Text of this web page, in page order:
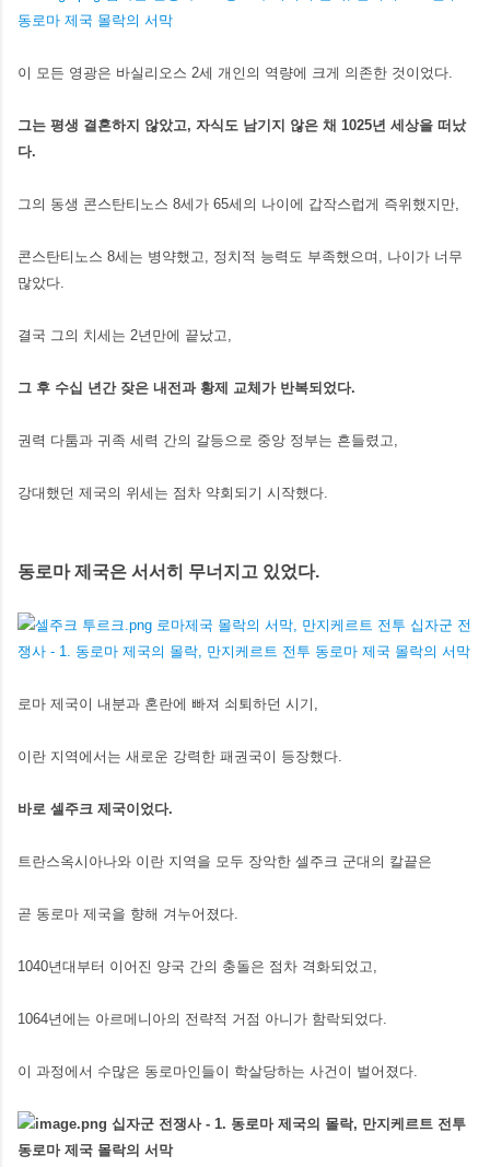
이 모든 영광은 바실리오스 2세 개인의 역량에 크게 의존한 것이었다.
그는 평생 결혼하지 않았고, 자식도 남기지 않은 채 1025년 세상을 떠났
다.
그의 동생 콘스탄티노스 8세가 65세의 나이에 갑작스럽게 즉위했지만,
콘스탄티노스 8세는 병약했고, 정치적 능력도 부족했으며, 나이가 너무
많았다.
결국 그의 치세는 2년만에 끝났고,
그 후 수십 년간 잦은 내전과 황제 교체가 반복되었다.
권력 다툼과 귀족 세력 간의 갈등으로 중앙 정부는 흔들렸고,
강대했던 제국의 위세는 점차 약회되기 시작했다.
동로마 제국은 서서히 무너지고 있었다.
로마 제국이 내분과 혼란에 빠져 쇠퇴하던 시기,
이란 지역에서는 새로운 강력한 패권국이 등장했다.
바로 셀주크 제국이었다.
트란스옥시아나와 이란 지역을 모두 장악한 셀주크 군대의 칼끝은
곧 동로마 제국을 향해 겨누어졌다.
1040년대부터 이어진 양국 간의 충돌은 점차 격화되었고,
1064년에는 아르메니아의 전략적 거점 아니가 함락되었다.
이 과정에서 수많은 동로마인들이 학살당하는 사건이 벌어졌다.